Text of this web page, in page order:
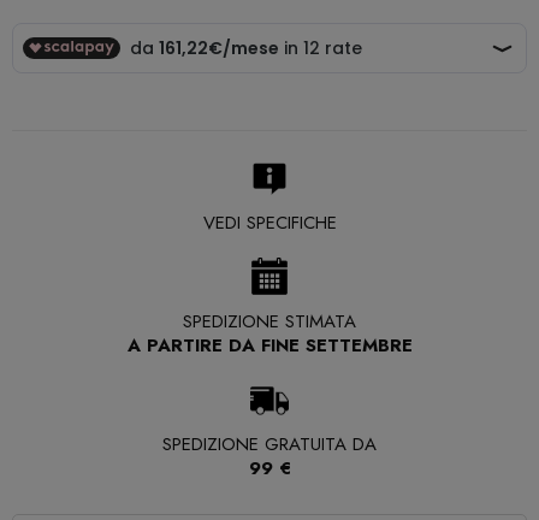
VEDI SPECIFICHE
SPEDIZIONE STIMATA
A PARTIRE DA FINE SETTEMBRE
SPEDIZIONE GRATUITA DA
99 €